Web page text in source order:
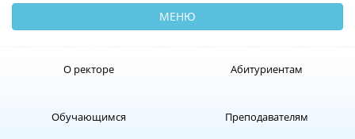
МЕНЮ
О ректоре Абитуриентам
Обучающимся Преподавателям